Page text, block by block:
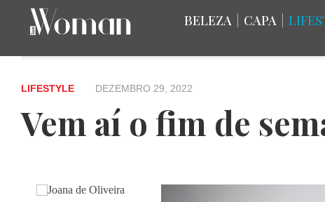
BELEZA CAPA
LIFESTYLE DEZEMBRO 29, 2022
Vem aí o fim de